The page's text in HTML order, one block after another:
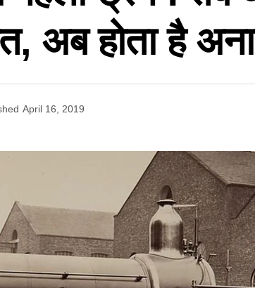
अब होता है
April 16, 2019